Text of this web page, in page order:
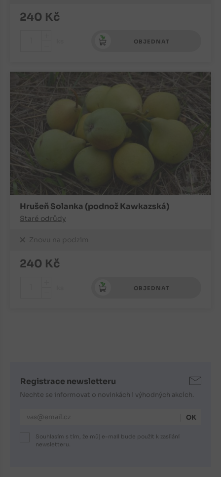
240 Kč
OBJEDNAT
Hrušeň Solanka (podnož Kawkazská)
Staré odrůdy
Znovu na podzim
240 Kč
OBJEDNAT
Registrace newsletteru
Nechte se informovat o novinkách i výhodných akcích.
E-mailová adresa
Souhlasím s tím, že můj e-mail bude použit k zasílání
newsletteru.